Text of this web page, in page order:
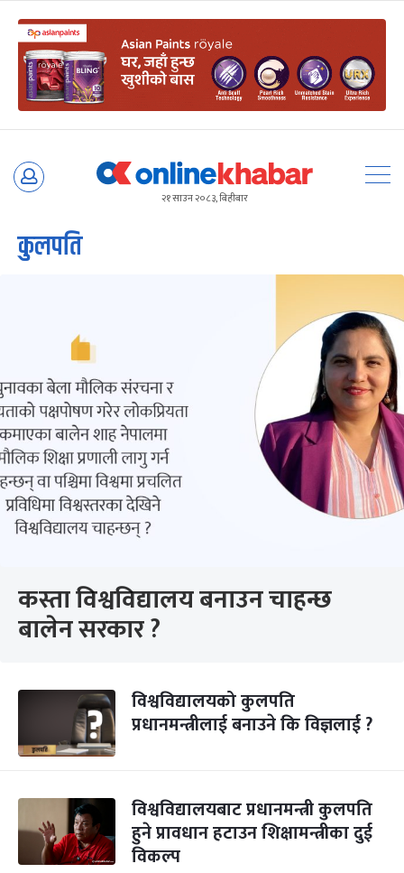
Skip
२१ साउन २०८३, बिहीबार
कुलपति
कस्ता विश्वविद्यालय बनाउन चाहन्छ
बालेन सरकार ?
विश्वविद्यालयको कुलपति
प्रधानमन्त्रीलाई बनाउने कि विज्ञलाई ?
विश्वविद्यालयबाट प्रधानमन्त्री कुलपति
हुने प्रावधान हटाउन शिक्षामन्त्रीका दुई
विकल्प